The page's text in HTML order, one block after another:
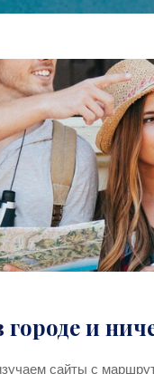
и
сайты с